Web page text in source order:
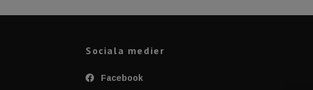
Sociala medier
Facebook